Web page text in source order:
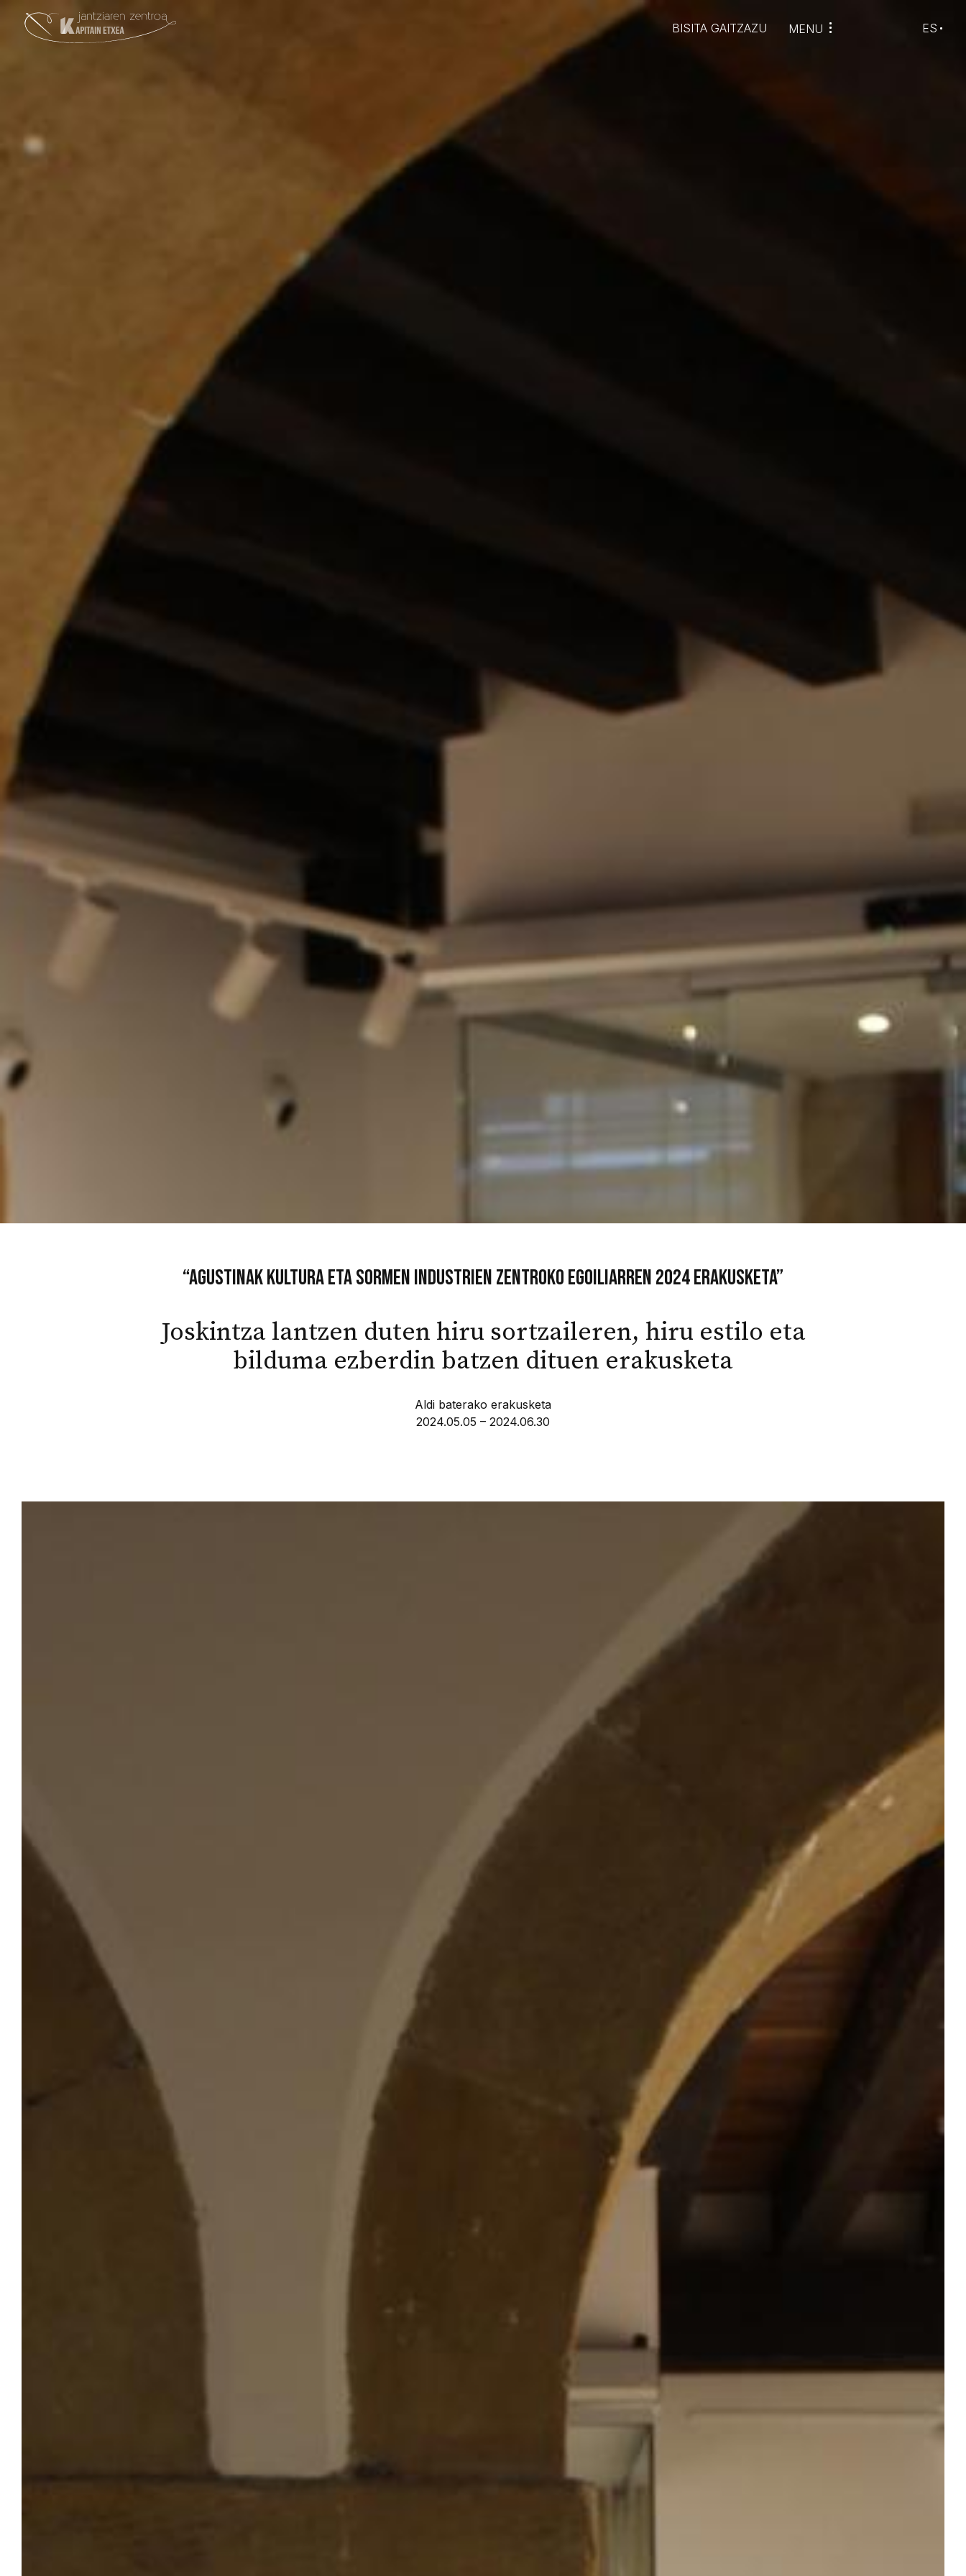
BISITA GAITZAZU MENU ES
“Agustinak kultura eta sormen industrien zentroko egoiliarren 2024 erakusketa”
Joskintza lantzen duten hiru sortzaileren, hiru estilo eta
bilduma ezberdin batzen dituen erakusketa
Aldi baterako erakusketa
2024.05.05 – 2024.06.30